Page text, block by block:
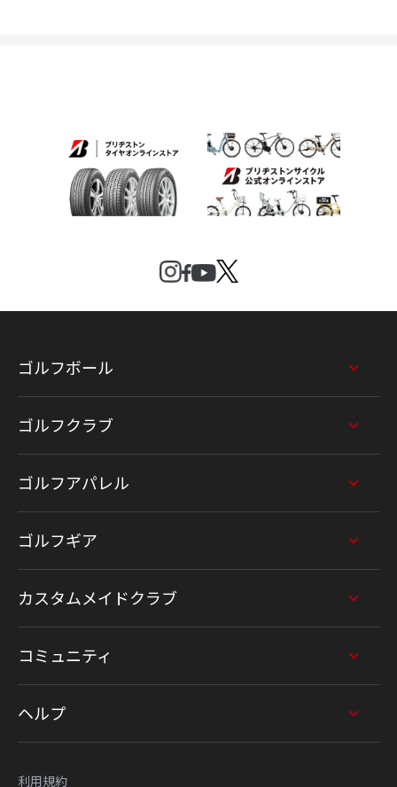
ゴルフボール
ゴルフクラブ
ゴルフアパレル
ゴルフギア
カスタムメイドクラブ
コミュニティ
ヘルプ
利用規約